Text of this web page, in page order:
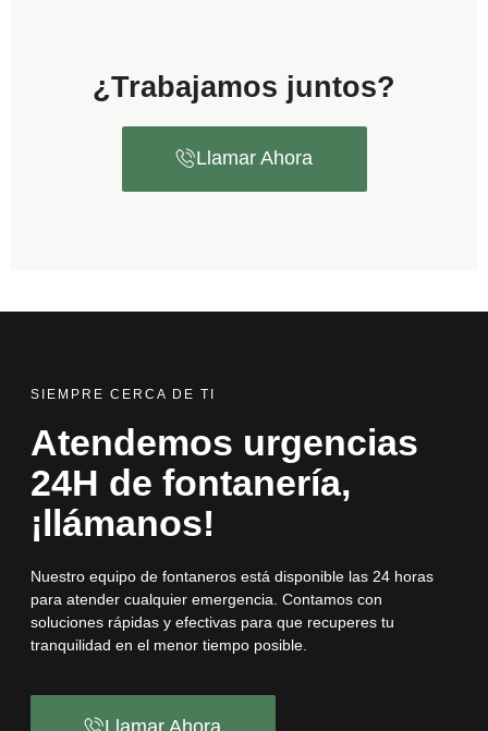
¿Trabajamos juntos?
Llamar Ahora
SIEMPRE CERCA DE TI
Atendemos urgencias
24H de fontanería,
¡llámanos!
Nuestro equipo de fontaneros está disponible las 24 horas
para atender cualquier emergencia. Contamos con
soluciones rápidas y efectivas para que recuperes tu
tranquilidad en el menor tiempo posible.
Llamar Ahora